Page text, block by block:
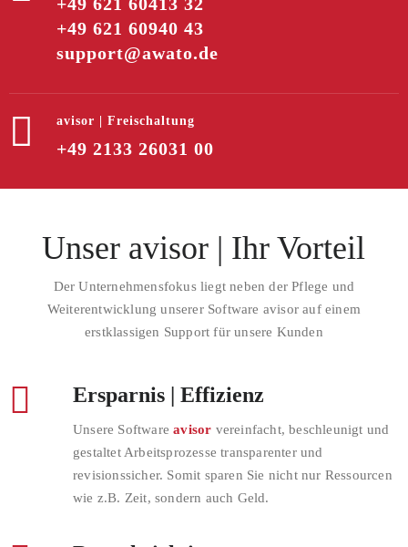
+49 621 60940 43
support@awato.de
avisor | Freischaltung
+49 2133 26031 00
Unser avisor | Ihr Vorteil
Der Unternehmensfokus liegt neben der Pflege und
Weiterentwicklung unserer Software avisor auf einem
erstklassigen Support für unsere Kunden
Ersparnis | Effizienz
Unsere Softwareavisor vereinfacht, beschleunigt und
gestaltet Arbeitsprozesse transparenter und
revisionssicher. Somit sparen Sie nicht nur Ressourcen
wie z.B. Zeit, sondern auch Geld.